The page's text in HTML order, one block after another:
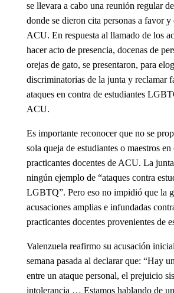
se llevara a cabo una reunión regular
donde se dieron cita personas a favor y
ACU. En respuesta al llamado de los
hacer acto de presencia, docenas de
orejas de gato, se presentaron, para
discriminatorias de la junta y reclamar
ataques en contra de estudiantes
ACU.
Es importante reconocer que no se
sola queja de estudiantes o maestros
practicantes docentes de ACU. La
ningún ejemplo de “ataques contra
LGBTQ”. Pero eso no impidió que la
acusaciones amplias e infundadas
practicantes docentes provenientes de
Valenzuela reafirmo su acusación
semana pasada al declarar que: “Hay
entre un ataque personal, el prejuicio
intolerancia … Estamos hablando de